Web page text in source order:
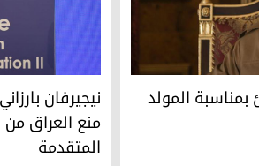
المولد النبوي الشريف
بمناسبة المولد نيجيرفان
نيجيرفان
منع العراق
المتقدمة